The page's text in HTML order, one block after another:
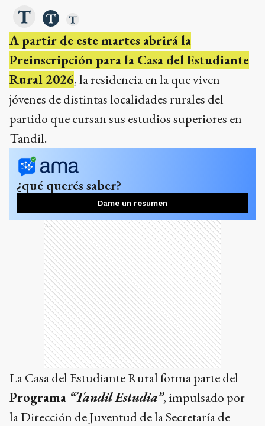
A partir de este martes abrirá la
Preinscripción para la Casa del Estudiante
Rural 2026, la residencia en la que viven
jóvenes de distintas localidades rurales del
partido que cursan sus estudios superiores en
Tandil.
¿qué querés saber?
Dame un resumen
Ads
La Casa del Estudiante Rural forma parte del
Programa “Tandil Estudia”, impulsado por
la Dirección de Juventud de la Secretaría de